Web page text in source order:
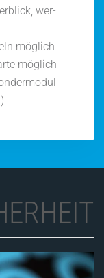
wer-
möglich
möglich